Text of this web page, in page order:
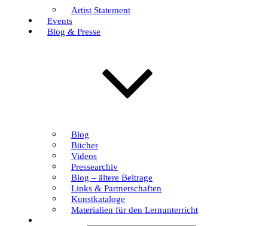
Artist Statement
Events
Blog & Presse
Blog
Bücher
Videos
Pressearchiv
Blog – ältere Beitrage
Links & Partnerschaften
Kunstkataloge
Materialien für den Lernunterricht